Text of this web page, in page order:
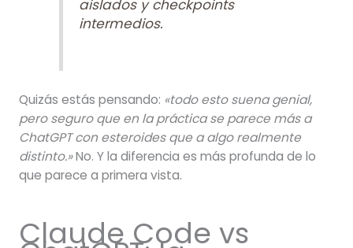
aislados y checkpoints
intermedios.
Quizás estás pensando: «todo esto suena genial,
pero seguro que en la práctica se parece más a
ChatGPT con esteroides que a algo realmente
distinto.»No. Y la diferencia es más profunda de lo
que parece a primera vista.
Claude Code vs